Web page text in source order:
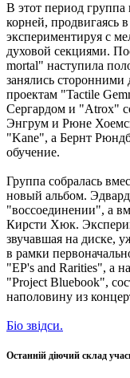
В этот период группа
корней, продвигаясь
экспериментируя с
духовой секциями.
mortal" наступила
занялись
проектам "Tactile
Сергардом и "Atrox"
Энгрум и Рюне
"Kane", а Бернт
обучение.
Группа собралась
новый альбом.
"воссоединении", а
Кирсти Хюк.
звучавшая на диске,
в рамки
"EP's and Rarities", а
"Project Bluebook",
наполовину из
Біо звідси.
Останній діючий склад